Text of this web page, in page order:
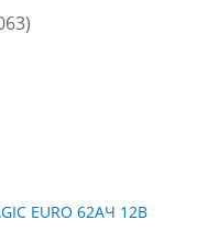
EURO 62АЧ 12В